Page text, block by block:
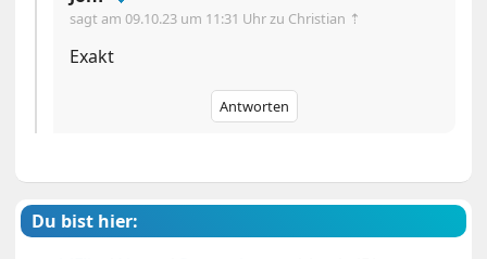
sagt am09.10.23 um 11:31 Uhr zu Christian ⇡
Exakt
Antworten
Du bist hier: